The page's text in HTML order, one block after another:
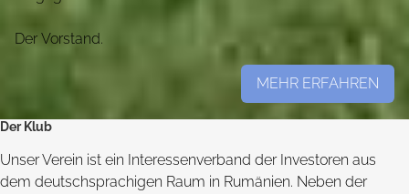
Der Vorstand.
MEHR ERFAHREN
Der Klub
Unser Verein ist ein Interessenverband der Investoren aus
dem deutschsprachigen Raum in Rumänien. Neben der